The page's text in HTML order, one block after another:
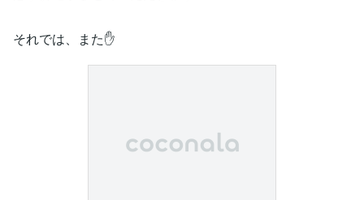
それでは、また✋